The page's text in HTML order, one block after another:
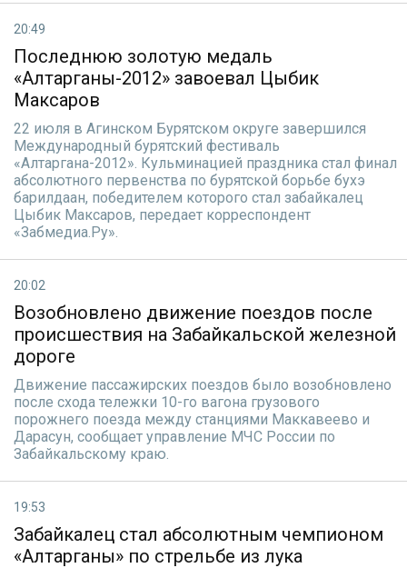
20:49
Последнюю золотую медаль
«Алтарганы-2012» завоевал Цыбик
Максаров
22 июля в Агинском Бурятском округе завершился
Международный бурятский фестиваль
«Алтаргана-2012». Кульминацией праздника стал финал
абсолютного первенства по бурятской борьбе бухэ
барилдаан, победителем которого стал забайкалец
Цыбик Максаров, передает корреспондент
«Забмедиа.Ру».
20:02
Возобновлено движение поездов после
происшествия на Забайкальской железной
дороге
Движение пассажирских поездов было возобновлено
после схода тележки 10-го вагона грузового
порожнего поезда между станциями Маккавеево и
Дарасун, сообщает управление МЧС России по
Забайкальскому краю.
19:53
Забайкалец стал абсолютным чемпионом
«Алтарганы» по стрельбе из лука